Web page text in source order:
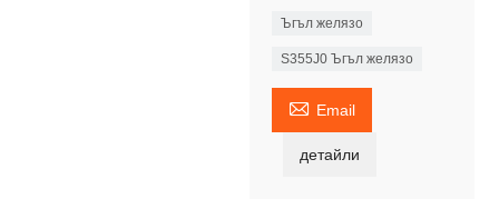
Ъгъл желязо
S355J0 Ъгъл желязо
 Email
детайли